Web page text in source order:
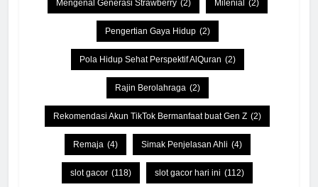
Mengenal Generasi Strawberry (2) Milenial (2)
Pengertian Gaya Hidup (2)
Pola Hidup Sehat Perspektif AlQuran (2)
Rajin Berolahraga (2)
Rekomendasi Akun TikTok Bermanfaat buat Gen Z (2)
Remaja (4) Simak Penjelasan Ahli (4)
slot gacor (118) slot gacor hari ini (112)